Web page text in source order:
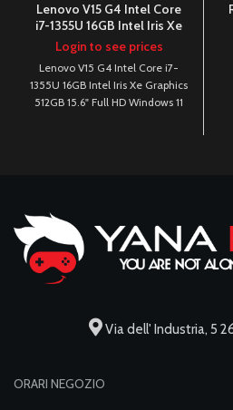
Lenovo V15 G4 Intel Core
i7-1355U 16GB Intel Iris Xe
Graphics 512GB 15.6″ Full
HD Windows 11
Login to see prices
Lenovo V15 G4 Intel Core i7-
1355U 16GB Intel Iris Xe Graphics
512GB 15.6" Full HD Windows 11
Via dell' Industria, 5
ORARI NEGOZIO